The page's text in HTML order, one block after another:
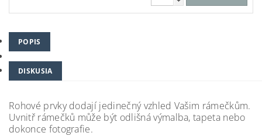
POPIS
DISKUSIA
Rohové prvky dodají jedinečný vzhled Vašim rámečkům.
Uvnitř rámečků může být odlišná výmalba, tapeta nebo
dokonce fotografie.